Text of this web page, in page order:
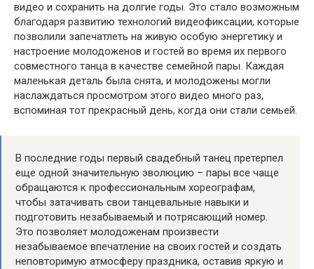
видео и сохранить на долгие годы. Это стало возможным
благодаря развитию технологий видеофиксации, которые
позволили запечатлеть на живую особую энергетику и
настроение молодоженов и гостей во время их первого
совместного танца в качестве семейной пары. Каждая
маленькая деталь была снята, и молодожены могли
наслаждаться просмотром этого видео много раз,
вспоминая тот прекрасный день, когда они стали семьей.
В последние годы первый свадебный танец претерпел
еще одной значительную эволюцию – пары все чаще
обращаются к профессиональным хореографам,
чтобы затачивать свои танцевальные навыки и
подготовить незабываемый и потрясающий номер.
Это позволяет молодоженам произвести
незабываемое впечатление на своих гостей и создать
неповторимую атмосферу праздника, оставив яркую и